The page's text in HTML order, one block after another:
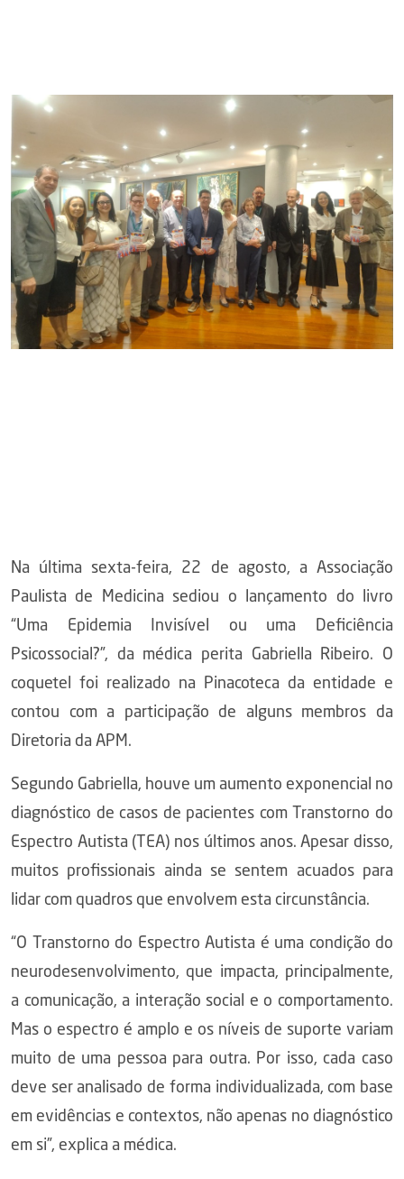
Na última sexta-feira, 22 de agosto, a Associação
Paulista de Medicina sediou o lançamento do livro
“Uma Epidemia Invisível ou uma Deficiência
Psicossocial?”, da médica perita Gabriella Ribeiro. O
coquetel foi realizado na Pinacoteca da entidade e
contou com a participação de alguns membros da
Diretoria da APM.
Segundo Gabriella, houve um aumento exponencial no
diagnóstico de casos de pacientes com Transtorno do
Espectro Autista (TEA) nos últimos anos. Apesar disso,
muitos profissionais ainda se sentem acuados para
lidar com quadros que envolvem esta circunstância.
“O Transtorno do Espectro Autista é uma condição do
neurodesenvolvimento, que impacta, principalmente,
a comunicação, a interação social e o comportamento.
Mas o espectro é amplo e os níveis de suporte variam
muito de uma pessoa para outra. Por isso, cada caso
deve ser analisado de forma individualizada, com base
em evidências e contextos, não apenas no diagnóstico
em si”, explica a médica.